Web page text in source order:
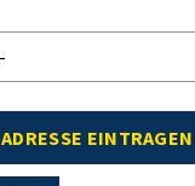
ADRESSE EINTRAGEN